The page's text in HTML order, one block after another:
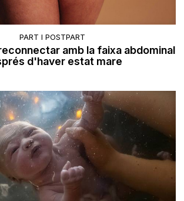
PART I POSTPART
amb la faixa abdominal
d'haver estat mare